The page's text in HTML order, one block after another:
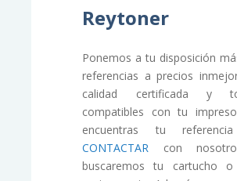
Reytoner
Ponemos a tu disposición
referencias a precios
calidad certificada y
compatibles con tu
encuentras tu
CONTACTAR con
buscaremos tu cartucho